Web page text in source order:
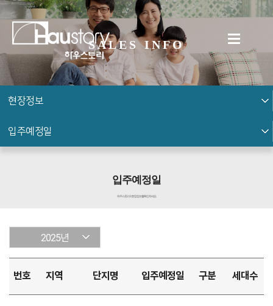
SALES INFO
현장정보
입주예정일
입주예정일
하우스토리의 현장 정보를 확인하세요.
2025년
번호 지역 단지명 입주예정일 구분 세대수